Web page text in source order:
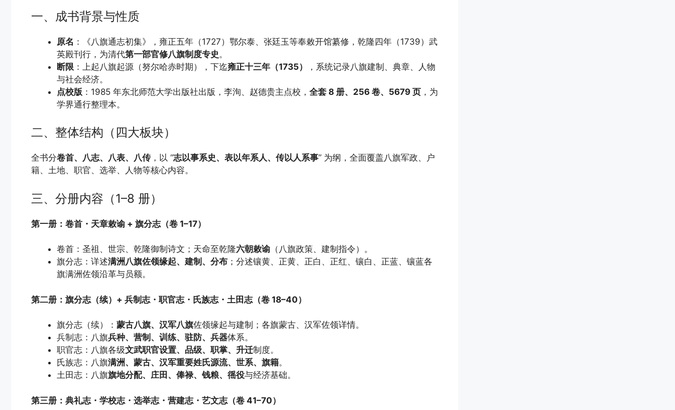
一、成书背景与性质
原名 ：《八旗通志初集》，雍正五年（1727）鄂尔泰、张廷玉等奉敕开馆纂修，乾隆四年（1739）武
英殿刊行，为清代第一部官修八旗制度专史 。
断限 ：上起八旗起源（努尔哈赤时期），下迄雍正十三年（1735）
，系统记录八旗建制、典章、人物
与社会经济。
点校版 ：1985 年东北师范大学出版社出版，李洵、赵德贵主点校， 全套 8 册、256 卷、5679 页 ，为
学界通行整理本。
二、整体结构（四大板块）
全书分卷首、八志、八表、八传，以 “志以事系史、表以年系人、传以人系事” 为纲，全面覆盖八旗军政、户
籍、土地、职官、选举、人物等核心内容。
三、分册内容（1–8 册）
第一册：卷首・天章敕谕 + 旗分志（卷 1–17）
卷首：圣祖、世宗、乾隆御制诗文；天命至乾隆六朝敕谕 （八旗政策、建制指令）。
旗分志：详述满洲八旗佐领缘起、建制、分布 ；分述镶黄、正黄、正白、正红、镶白、正蓝、镶蓝各
旗满洲佐领沿革与员额。
第二册：旗分志（续）+ 兵制志・职官志・氏族志・土田志（卷 18–40）
旗分志（续）： 蒙古八旗、汉军八旗佐领缘起与建制；各旗蒙古、汉军佐领详情。
兵制志：八旗兵种、营制、训练、驻防、兵器体系。
职官志：八旗各级文武职官设置、品级、职掌、升迁制度。
氏族志：八旗满洲、蒙古、汉军重要姓氏源流、世系、旗籍。
土田志：八旗旗地分配、庄田、俸禄、钱粮、徭役与经济基础。
第三册：典礼志・学校志・选举志・营建志・艺文志（卷 41–70）